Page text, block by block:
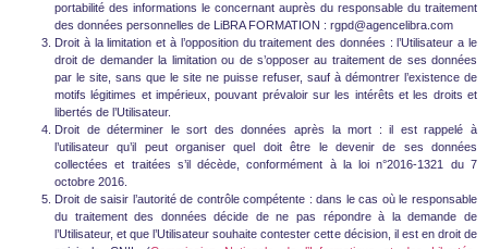
portabilité des informations le concernant auprès du responsable du traitement
des données personnelles de LiBRA FORMATION : rgpd@agencelibra.com
Droit à la limitation et à l’opposition du traitement des données : l’Utilisateur a le
droit de demander la limitation ou de s’opposer au traitement de ses données
par le site, sans que le site ne puisse refuser, sauf à démontrer l’existence de
motifs légitimes et impérieux, pouvant prévaloir sur les intérêts et les droits et
libertés de l’Utilisateur.
Droit de déterminer le sort des données après la mort : il est rappelé à
l’utilisateur qu’il peut organiser quel doit être le devenir de ses données
collectées et traitées s’il décède, conformément à la loi n°2016-1321 du 7
octobre 2016.
Droit de saisir l’autorité de contrôle compétente : dans le cas où le responsable
du traitement des données décide de ne pas répondre à la demande de
l’Utilisateur, et que l’Utilisateur souhaite contester cette décision, il est en droit de